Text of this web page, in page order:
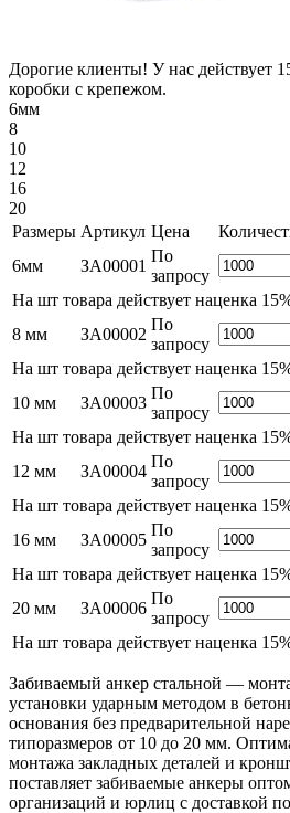
Дорогие клиенты! У нас действует
коробки с крепежом.
6мм
8
10
12
16
20
Размеры Артикул Цена
6мм
ЗА00001
По
запросу
На шт товара действует наценка
8 мм
ЗА00002
По
запросу
На шт товара действует наценка
10 мм
ЗА00003
По
запросу
На шт товара действует наценка
12 мм
ЗА00004
По
запросу
На шт товара действует наценка
16 мм
ЗА00005
По
запросу
На шт товара действует наценка
20 мм
ЗА00006
По
запросу
На шт товара действует наценка
Забиваемый анкер стальной —
установки ударным методом в
основания без предварительной
типоразмеров от 10 до 20 мм.
монтажа закладных деталей и
поставляет забиваемые анкеры
организаций и юрлиц с доставкой